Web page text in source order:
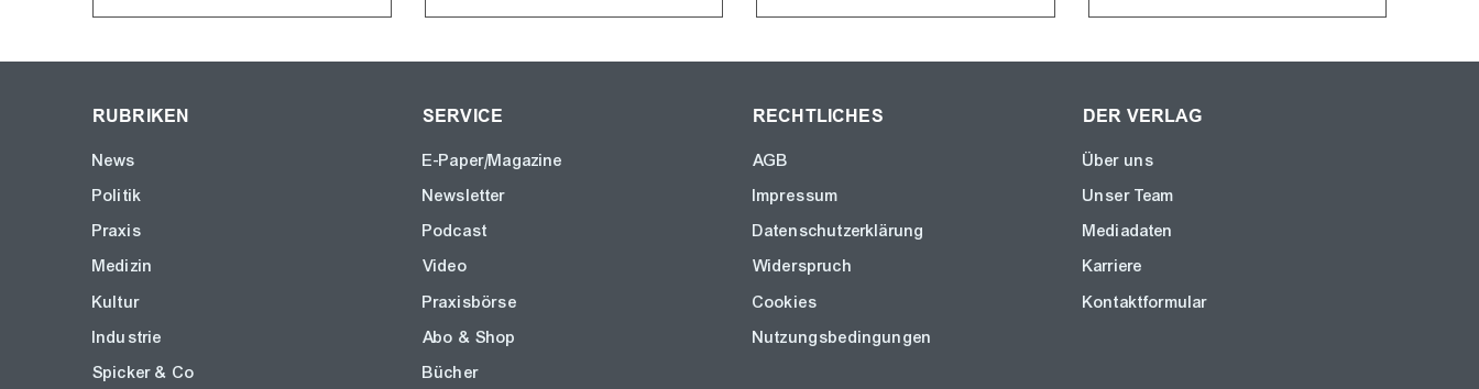
RUBRIKEN
News
Politik
Praxis
Medizin
Kultur
Industrie
Spicker & Co
SERVICE
E-Paper/Magazine
Newsletter
Podcast
Video
Praxisbörse
Abo & Shop
Bücher
RECHTLICHES
AGB
Impressum
Datenschutzerklärung
Widerspruch
Cookies
Nutzungsbedingungen
DER VERLAG
Über uns
Unser Team
Mediadaten
Karriere
Kontaktformular